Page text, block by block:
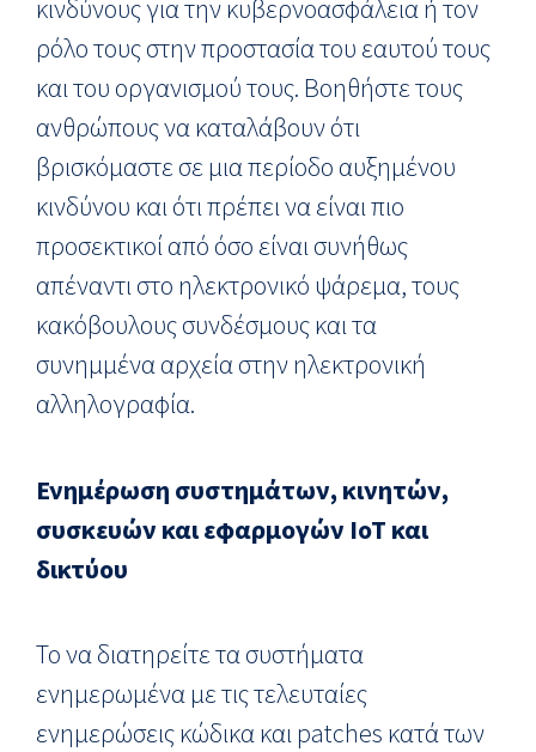
κινδύνους για την κυβερνοασφάλεια ή τον
ρόλο τους στην προστασία του εαυτού τους
και του οργανισμού τους. Βοηθήστε τους
ανθρώπους να καταλάβουν ότι
βρισκόμαστε σε μια περίοδο αυξημένου
κινδύνου και ότι πρέπει να είναι πιο
προσεκτικοί από όσο είναι συνήθως
απέναντι στο ηλεκτρονικό ψάρεμα, τους
κακόβουλους συνδέσμους και τα
συνημμένα αρχεία στην ηλεκτρονική
αλληλογραφία.
Ενημέρωση συστημάτων, κινητών,
συσκευών και εφαρμογών IoT και
δικτύου
Το να διατηρείτε τα συστήματα
ενημερωμένα με τις τελευταίες
ενημερώσεις κώδικα και patches κατά των